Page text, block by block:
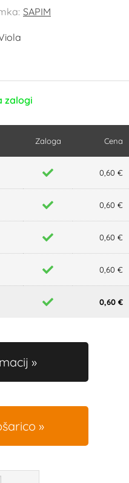
SAPIM
zalogi
Zaloga Cena
0,60 €
0,60 €
0,60 €
0,60 €
0,60 €